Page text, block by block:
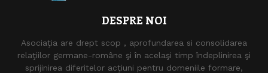
DESPRE NOI
Asociaţia are drept scop , aprofundarea si consolidarea
relaţiilor germane-române şi în acelaşi timp îndeplinirea şi
sprijinirea diferitelor acţiuni pentru domeniile formare,